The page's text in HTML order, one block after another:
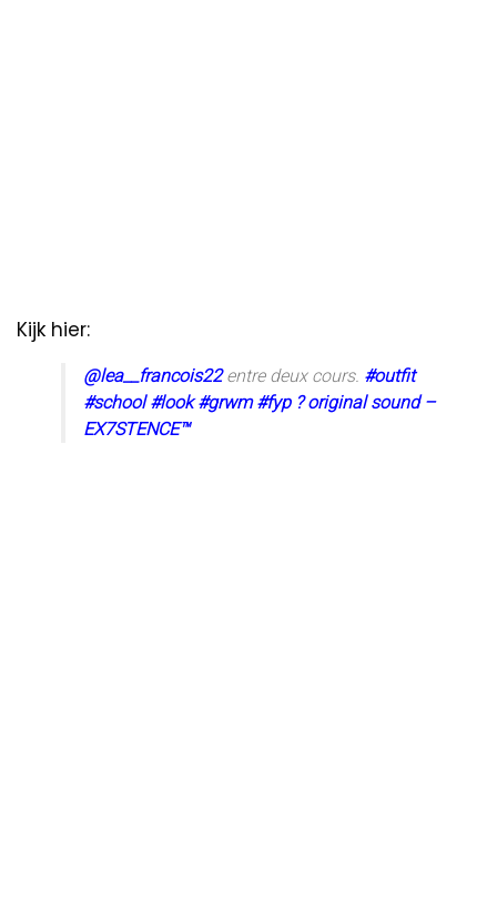
Kijk hier:
@lea__francois22entre deux cours. #outfit
#school #look #grwm #fyp ? original sound –
EX7STENCE™